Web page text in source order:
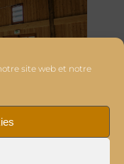
site web et notre